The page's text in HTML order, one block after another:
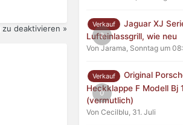
deaktivieren »
0
Verkauf
Jaguar XJ
Lufteinlassgrill, wie neu
Von Jarama, Sonntag um
0
Verkauf
Original
Heckklappe F Modell Bj
(vermutlich)
Von Cecilblu, 31. Juli